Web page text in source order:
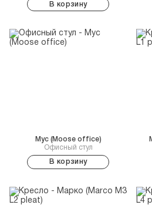
В корзину
Офисный стул
Мус (Moose office)
В корзину